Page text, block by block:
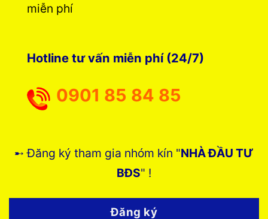
miễn phí
Hotline tư vấn miễn phí (24/7)
0901 85 84 85
➸ Đăng ký tham gia nhóm kín "NHÀ ĐẦU TƯ
BĐS" !
Đăng ký